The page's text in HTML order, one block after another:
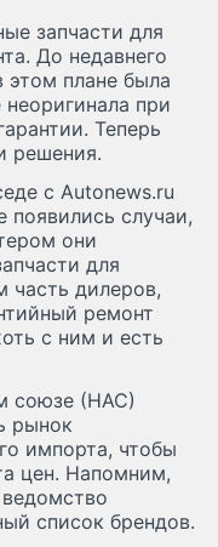
запчасти для
До недавнего
этом плане была
при
Теперь
решения.
с Autonews.ru
появились случаи,
они
для
часть дилеров,
ремонт
с ним и есть
союзе (НАС)
рынок
импорта, чтобы
цен. Напомним,
список брендов.